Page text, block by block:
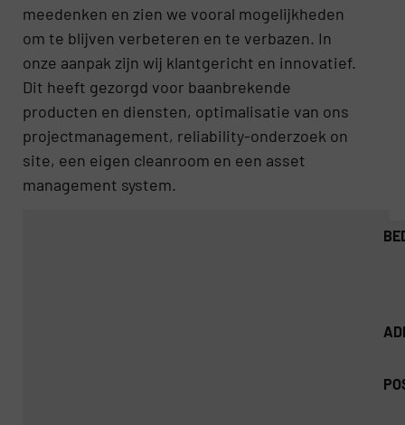
meedenken en zien we vooral mogelijkheden
om te blijven verbeteren en te verbazen. In
onze aanpak zijn wij klantgericht en innovatief.
Dit heeft gezorgd voor baanbrekende
producten en diensten, optimalisatie van ons
projectmanagement, reliability-onderzoek on
site, een eigen cleanroom en een asset
management system.